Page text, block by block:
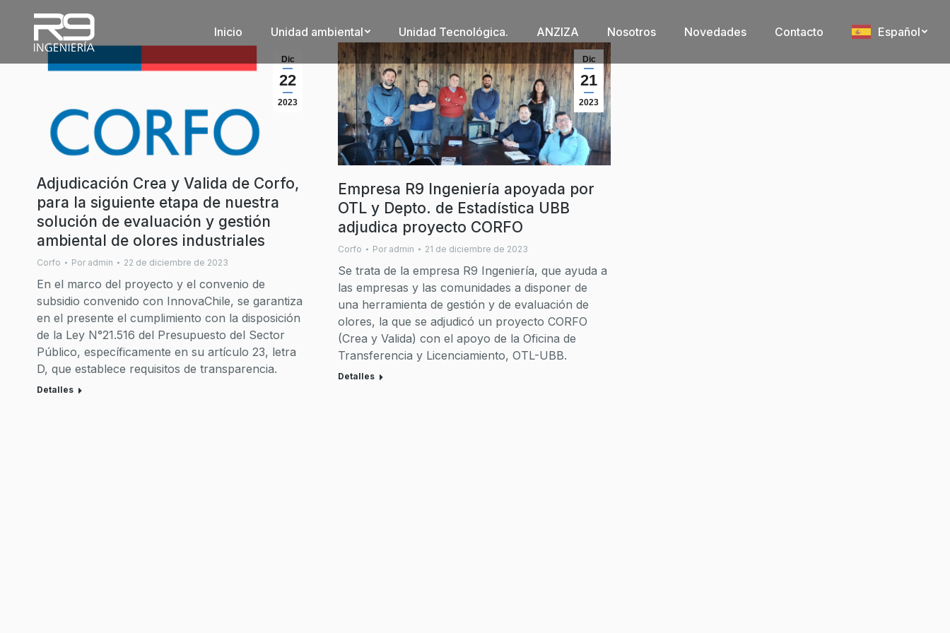
Inicio Unidad ambiental Unidad Tecnológica. ANZIZA Nosotros Novedades Contacto Español
Dic
22
2023
Adjudicación Crea y Valida de Corfo,
para la siguiente etapa de nuestra
solución de evaluación y gestión
ambiental de olores industriales
Corfo Por admin 22 de diciembre de 2023
En el marco del proyecto y el convenio de
subsidio convenido con InnovaChile, se garantiza
en el presente el cumplimiento con la disposición
de la Ley N°21.516 del Presupuesto del Sector
Público, específicamente en su artículo 23, letra
D, que establece requisitos de transparencia.
Detalles
Dic
21
2023
Empresa R9 Ingeniería apoyada por
OTL y Depto. de Estadística UBB
adjudica proyecto CORFO
Corfo Por admin 21 de diciembre de 2023
Se trata de la empresa R9 Ingeniería, que ayuda a
las empresas y las comunidades a disponer de
una herramienta de gestión y de evaluación de
olores, la que se adjudicó un proyecto CORFO
(Crea y Valida) con el apoyo de la Oficina de
Transferencia y Licenciamiento, OTL-UBB.
Detalles